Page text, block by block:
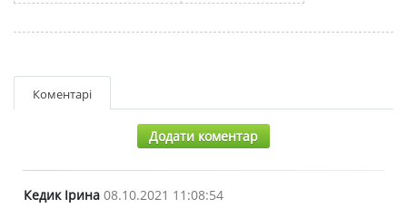
Коментарі
Додати коментар
Кедик Ірина 08.10.2021 11:08:54